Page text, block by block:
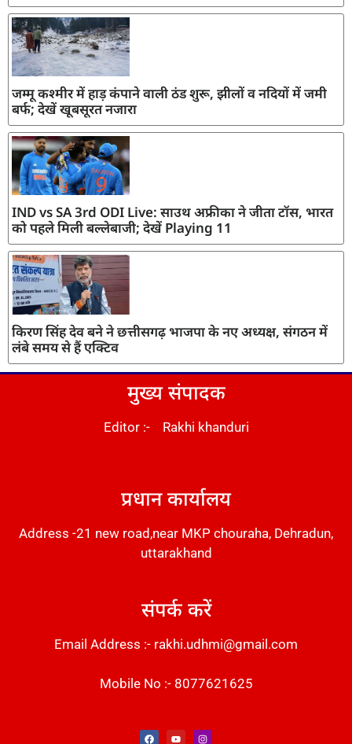
जम्मू कश्मीर में हाड़ कंपाने वाली ठंड शुरू, झीलों व नदियों में जमी
बर्फ; देखें खूबसूरत नजारा
IND vs SA 3rd ODI Live: साउथ अफ्रीका ने जीता टॉस, भारत
को पहले मिली बल्लेबाजी; देखें Playing 11
किरण सिंह देव बने ने छत्तीसगढ़ भाजपा के नए अध्यक्ष, संगठन में
लंबे समय से हैं एक्टिव
मुख्य संपादक
Editor :- Rakhi khanduri
प्रधान कार्यालय
Address -21 new road,near MKP chouraha, Dehradun,
uttarakhand
संपर्क करें
Email Address :- rakhi.udhmi@gmail.com
Mobile No :- 8077621625